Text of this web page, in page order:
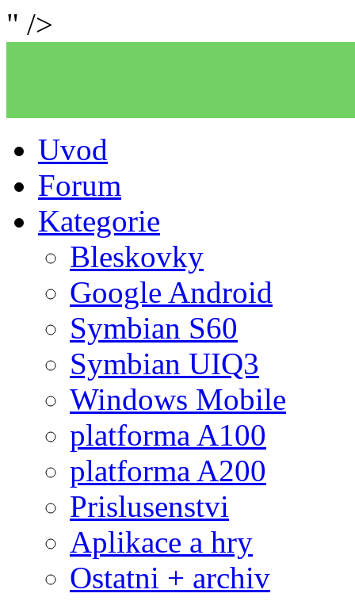
" />
Uvod
Forum
Kategorie
Bleskovky
Google Android
Symbian S60
Symbian UIQ3
Windows Mobile
platforma A100
platforma A200
Prislusenstvi
Aplikace a hry
Ostatni + archiv